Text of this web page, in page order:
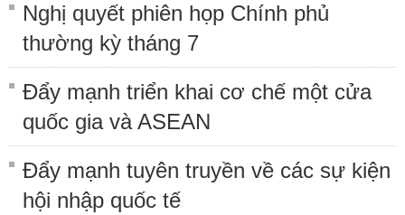
Nghị quyết phiên họp Chính phủ
thường kỳ tháng 7
Đẩy mạnh triển khai cơ chế một cửa
quốc gia và ASEAN
Đẩy mạnh tuyên truyền về các sự kiện
hội nhập quốc tế